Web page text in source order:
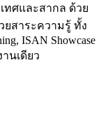
ทศและสากล ด้วย
สาระความรู้ ทั้ง
ISAN Showcase
นเดียว